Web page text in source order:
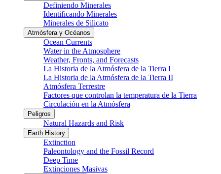
Definiendo Minerales
Identificando Minerales
Minerales de Silicato
Atmósfera y Océanos
Ocean Currents
Water in the Atmosphere
Weather, Fronts, and Forecasts
La Historia de la Atmósfera de la Tierra I
La Historia de la Atmósfera de la Tierra II
Atmósfera Terrestre
Factores que controlan la temperatura de la Tierra
Circulación en la Atmósfera
Peligros
Natural Hazards and Risk
Earth History
Extinction
Paleontology and the Fossil Record
Deep Time
Extinciones Masivas